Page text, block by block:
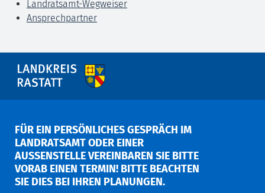
Landratsamt-Wegweiser
Ansprechpartner
FÜR EIN PERSÖNLICHES GESPRÄCH IM
LANDRATSAMT ODER EINER
AUSSENSTELLE VEREINBAREN SIE BITTE V
ORAB EINEN TERMIN! BITTE BEACHTEN S
IE DIES BEI IHREN PLANUNGEN.